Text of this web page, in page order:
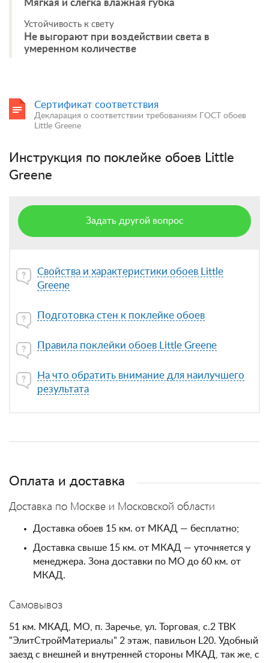
Мягкая и слегка влажная губка
Устойчивость к свету
Не выгорают при воздействии света в
умеренном количестве
Сертификат соответствия
Декларация о соответствии требованиям ГОСТ обоев
Little Greene
Инструкция по поклейке обоев Little
Greene
Задать другой вопрос
Свойства и характеристики обоев Little
Greene
Подготовка стен к поклейке обоев
Правила поклейки обоев Little Greene
На что обратить внимание для наилучшего
результата
Оплата и доставка
Доставка по Москве и Московской области
Доставка обоев 15 км. от МКАД — бесплатно;
Доставка свыше 15 км. от МКАД — уточняется у
менеджера. Зона доставки по МО до 60 км. от
МКАД.
Самовывоз
51 км. МКАД, МО, п. Заречье, ул. Торговая, с.2 ТВК
"ЭлитСтройМатериалы" 2 этаж, павильон L20. Удобный
заезд с внешней и внутренней стороны МКАД, так же, с